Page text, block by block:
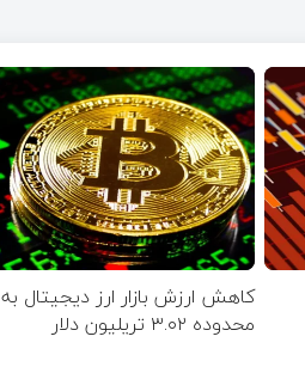
کاهش ارزش بازار ارز دیجیتال به
محدوده ۳.۰۲ تریلیون دلار